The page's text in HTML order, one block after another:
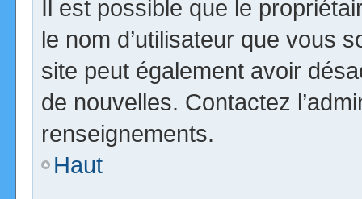
Il est possible que le
le nom d’utilisateur que vous
site peut également avoir
de nouvelles. Contactez
renseignements.
Haut